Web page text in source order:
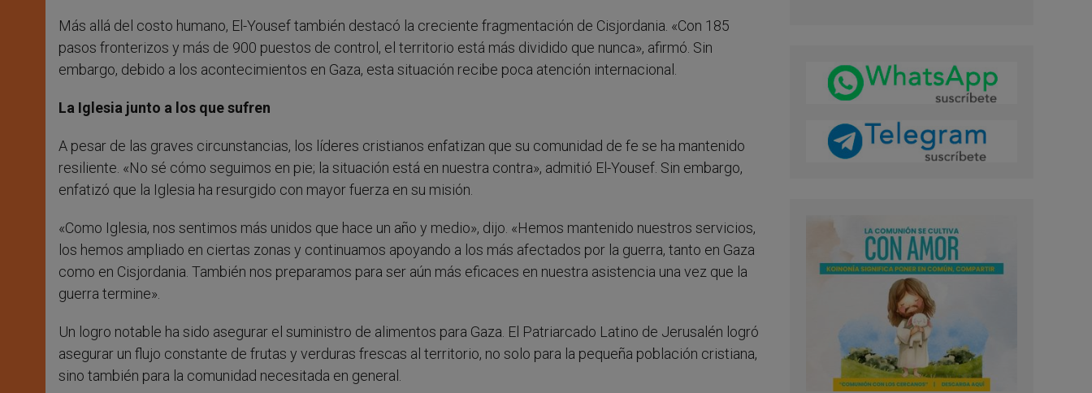
Más allá del costo humano, El-Yousef también destacó la creciente fragmentación de Cisjordania. «Con 185
pasos fronterizos y más de 900 puestos de control, el territorio está más dividido que nunca», afirmó. Sin
embargo, debido a los acontecimientos en Gaza, esta situación recibe poca atención internacional.
La Iglesia junto a los que sufren
A pesar de las graves circunstancias, los líderes cristianos enfatizan que su comunidad de fe se ha mantenido
resiliente. «No sé cómo seguimos en pie; la situación está en nuestra contra», admitió El-Yousef. Sin embargo,
enfatizó que la Iglesia ha resurgido con mayor fuerza en su misión.
«Como Iglesia, nos sentimos más unidos que hace un año y medio», dijo. «Hemos mantenido nuestros servicios,
los hemos ampliado en ciertas zonas y continuamos apoyando a los más afectados por la guerra, tanto en Gaza
como en Cisjordania. También nos preparamos para ser aún más eficaces en nuestra asistencia una vez que la
guerra termine».
Un logro notable ha sido asegurar el suministro de alimentos para Gaza. El Patriarcado Latino de Jerusalén logró
asegurar un flujo constante de frutas y verduras frescas al territorio, no solo para la pequeña población cristiana,
sino también para la comunidad necesitada en general.